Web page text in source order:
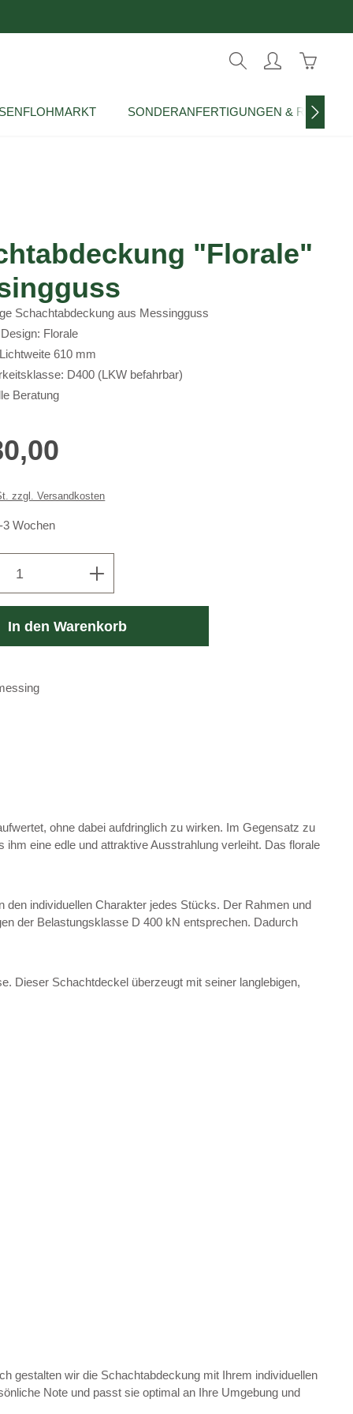
SONDERANFERTIGUNGEN &
"Florale"
Schachtabdeckung aus Messingguss
Florale
610 mm
D400 (LKW befahrbar)
Beratung
zzgl. Versandkosten
Wochen
Gib den gewünschten Wert ein
In den Warenkorb
ohne dabei aufdringlich zu wirken. Im Gegensatz zu
eine edle und attraktive Ausstrahlung verleiht. Das florale
individuellen Charakter jedes Stücks. Der Rahmen und
der Belastungsklasse D 400 kN entsprechen. Dadurch
Dieser Schachtdeckel überzeugt mit seiner langlebigen,
gestalten wir die Schachtabdeckung mit Ihrem individuellen
Note und passt sie optimal an Ihre Umgebung und